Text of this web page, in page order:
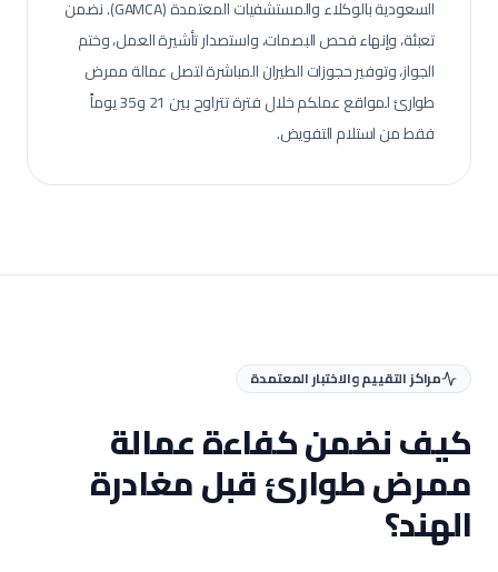
السعودية بالوكلاء والمستشفيات المعتمدة (GAMCA). نضمن
تعبئة، وإنهاء فحص البصمات، واستصدار تأشيرة العمل، وختم
الجواز، وتوفير حجوزات الطيران المباشرة لتصل عمالةممرض
طوارئ
لمواقع عملكم خلال فترة تتراوح بين 21 و35 يوماً
فقط من استلام التفويض.
مراكز التقييم والاختبار المعتمدة
كيف نضمن كفاءة عمالة
ممرض طوارئقبل مغادرة
الهند؟